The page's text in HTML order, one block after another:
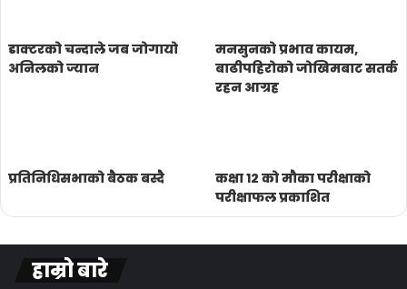
डाक्टरको चन्दाले जब जोगायो
अनिलको ज्यान
मनसुनको प्रभाव कायम,
बाढीपहिरोको जोखिमबाट सतर्क
रहन आग्रह
प्रतिनिधिसभाको बैठक बस्दै
कक्षा १२ को मौका परीक्षाको
परीक्षाफल प्रकाशित
हाम्रो बारे